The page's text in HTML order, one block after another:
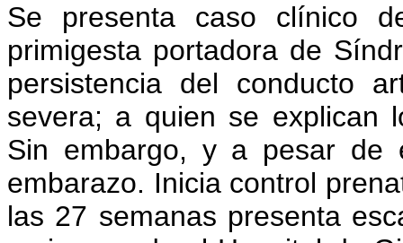
Se presenta caso clínico
primigesta portadora de
persistencia del conducto
severa; a quien se explican
Sin embargo, y a pesar de
embarazo. Inicia control
las 27 semanas presenta